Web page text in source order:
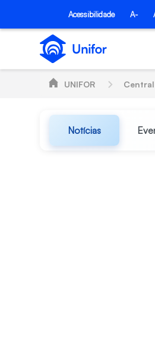
Pular para o Conteúdo principal
Acessibilidade A-
UNIFOR
Notícias